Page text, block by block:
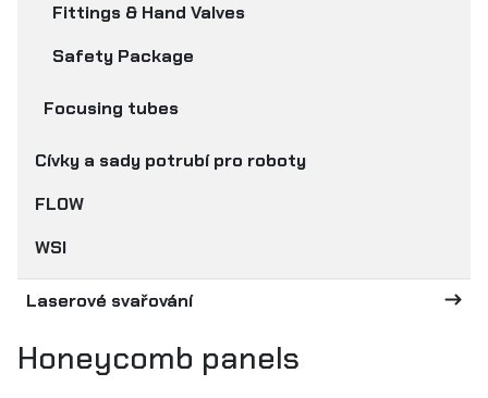
Fittings & Hand Valves
Safety Package
Focusing tubes
Cívky a sady potrubí pro roboty
FLOW
WSI
Laserové svařování
Honeycomb panels